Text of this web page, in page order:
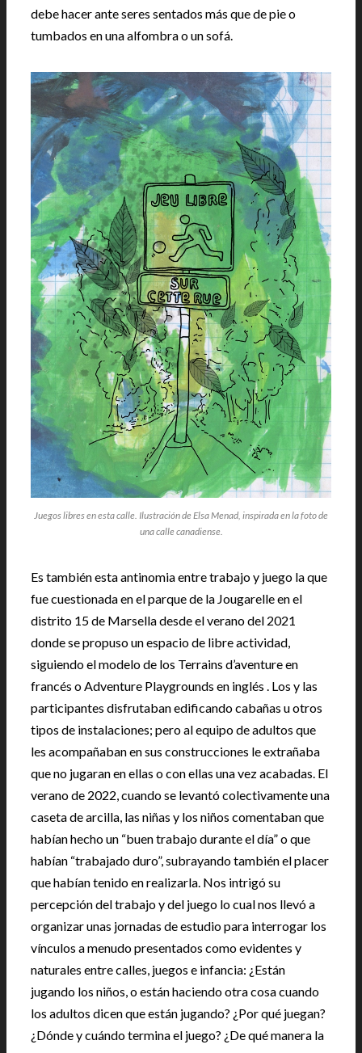
debe hacer ante seres sentados más que de pie o
tumbados en una alfombra o un sofá.
Juegos libres en esta calle. Ilustración de Elsa Menad, inspirada en la foto de
una calle canadiense.
Es también esta antinomia entre trabajo y juego la que
fue cuestionada en el parque de la Jougarelle en el
distrito 15 de Marsella desde el verano del 2021
donde se propuso un espacio de libre actividad,
siguiendo el modelo de los Terrains d’aventure en
francés o Adventure Playgrounds en inglés . Los y las
participantes disfrutaban edificando cabañas u otros
tipos de instalaciones; pero al equipo de adultos que
les acompañaban en sus construcciones le extrañaba
que no jugaran en ellas o con ellas una vez acabadas. El
verano de 2022, cuando se levantó colectivamente una
caseta de arcilla, las niñas y los niños comentaban que
habían hecho un “buen trabajo durante el día” o que
habían “trabajado duro”, subrayando también el placer
que habían tenido en realizarla. Nos intrigó su
percepción del trabajo y del juego lo cual nos llevó a
organizar unas jornadas de estudio para interrogar los
vínculos a menudo presentados como evidentes y
naturales entre calles, juegos e infancia: ¿Están
jugando los niños, o están haciendo otra cosa cuando
los adultos dicen que están jugando? ¿Por qué juegan?
¿Dónde y cuándo termina el juego? ¿De qué manera la